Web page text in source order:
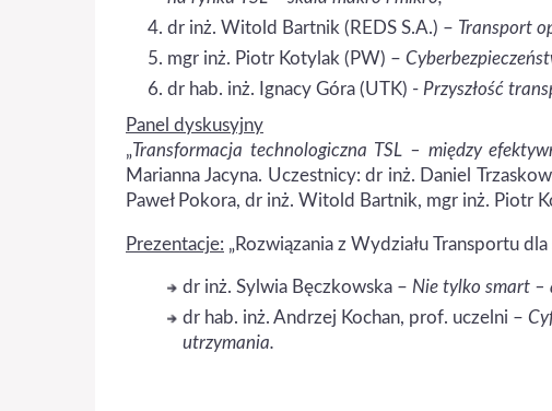
dr inż. Witold Bartnik (REDS S.A.) – Transport
mgr inż. Piotr Kotylak (PW) –
dr hab. inż. Ignacy Góra (UTK) - Przyszłość
Panel dyskusyjny
„Transformacja technologiczna TSL – między
Marianna Jacyna. Uczestnicy: dr inż. Daniel
Paweł Pokora, dr inż. Witold Bartnik, mgr inż. Piotr
Prezentacje: „Rozwiązania z Wydziału Transportu dla
dr inż. Sylwia Bęczkowska – Nie tylko smart –
dr hab. inż. Andrzej Kochan, prof. uczelni –
utrzymania.